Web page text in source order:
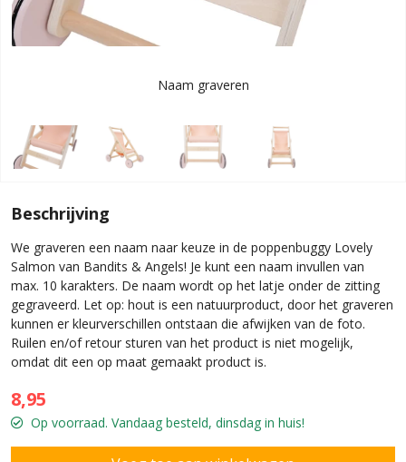
Naam graveren
Beschrijving
We graveren een naam naar keuze in de poppenbuggy Lovely
Salmon van Bandits & Angels! Je kunt een naam invullen van
max. 10 karakters. De naam wordt op het latje onder de zitting
gegraveerd. Let op: hout is een natuurproduct, door het graveren
kunnen er kleurverschillen ontstaan die afwijken van de foto.
Ruilen en/of retour sturen van het product is niet mogelijk,
omdat dit een op maat gemaakt product is.
8,95
Op voorraad. Vandaag besteld, dinsdag in huis!